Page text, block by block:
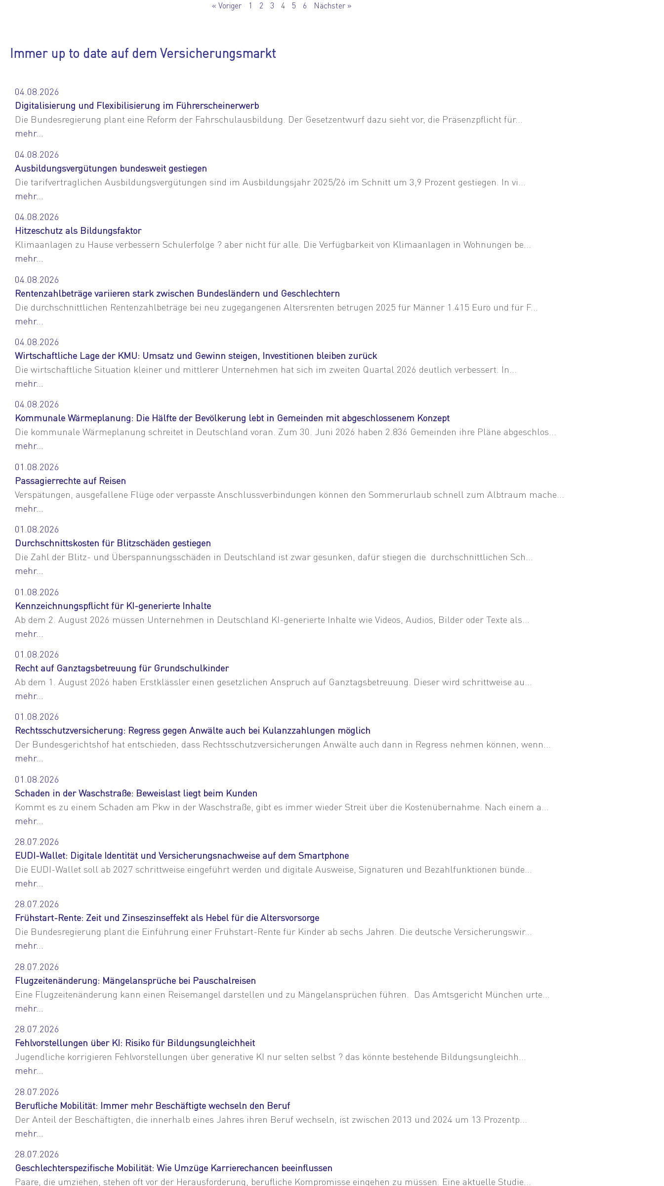
« Voriger 1 2 3 4 5 6 Nächster »
Immer up to date auf dem Versicherungsmarkt
04.08.2026
Digitalisierung und Flexibilisierung im Führerscheinerwerb
Die Bundesregierung plant eine Reform der Fahrschulausbildung. Der Gesetzentwurf dazu sieht vor, die Präsenzpflicht für...
mehr...
04.08.2026
Ausbildungsvergütungen bundesweit gestiegen
Die tarifvertraglichen Ausbildungsvergütungen sind im Ausbildungsjahr 2025/26 im Schnitt um 3,9 Prozent gestiegen. In vi...
mehr...
04.08.2026
Hitzeschutz als Bildungsfaktor
Klimaanlagen zu Hause verbessern Schulerfolge ? aber nicht für alle. Die Verfügbarkeit von Klimaanlagen in Wohnungen be...
mehr...
04.08.2026
Rentenzahlbeträge variieren stark zwischen Bundesländern und Geschlechtern
Die durchschnittlichen Rentenzahlbeträge bei neu zugegangenen Altersrenten betrugen 2025 für Männer 1.415 Euro und für F...
mehr...
04.08.2026
Wirtschaftliche Lage der KMU: Umsatz und Gewinn steigen, Investitionen bleiben zurück
Die wirtschaftliche Situation kleiner und mittlerer Unternehmen hat sich im zweiten Quartal 2026 deutlich verbessert. In...
mehr...
04.08.2026
Kommunale Wärmeplanung: Die Hälfte der Bevölkerung lebt in Gemeinden mit abgeschlossenem Konzept
Die kommunale Wärmeplanung schreitet in Deutschland voran. Zum 30. Juni 2026 haben 2.836 Gemeinden ihre Pläne abgeschlos...
mehr...
01.08.2026
Passagierrechte auf Reisen
Verspätungen, ausgefallene Flüge oder verpasste Anschlussverbindungen können den Sommerurlaub schnell zum Albtraum mache...
mehr...
01.08.2026
Durchschnittskosten für Blitzschäden gestiegen
Die Zahl der Blitz- und Überspannungsschäden in Deutschland ist zwar gesunken, dafür stiegen die durchschnittlichen Sch...
mehr...
01.08.2026
Kennzeichnungspflicht für KI-generierte Inhalte
Ab dem 2. August 2026 müssen Unternehmen in Deutschland KI-generierte Inhalte wie Videos, Audios, Bilder oder Texte als...
mehr...
01.08.2026
Recht auf Ganztagsbetreuung für Grundschulkinder
Ab dem 1. August 2026 haben Erstklässler einen gesetzlichen Anspruch auf Ganztagsbetreuung. Dieser wird schrittweise au...
mehr...
01.08.2026
Rechtsschutzversicherung: Regress gegen Anwälte auch bei Kulanzzahlungen möglich
Der Bundesgerichtshof hat entschieden, dass Rechtsschutzversicherungen Anwälte auch dann in Regress nehmen können, wenn...
mehr...
01.08.2026
Schaden in der Waschstraße: Beweislast liegt beim Kunden
Kommt es zu einem Schaden am Pkw in der Waschstraße, gibt es immer wieder Streit über die Kostenübernahme. Nach einem a...
mehr...
28.07.2026
EUDI-Wallet: Digitale Identität und Versicherungsnachweise auf dem Smartphone
Die EUDI-Wallet soll ab 2027 schrittweise eingeführt werden und digitale Ausweise, Signaturen und Bezahlfunktionen bünde...
mehr...
28.07.2026
Frühstart-Rente: Zeit und Zinseszinseffekt als Hebel für die Altersvorsorge
Die Bundesregierung plant die Einführung einer Frühstart-Rente für Kinder ab sechs Jahren. Die deutsche Versicherungswir...
mehr...
28.07.2026
Flugzeitenänderung: Mängelansprüche bei Pauschalreisen
Eine Flugzeitenänderung kann einen Reisemangel darstellen und zu Mängelansprüchen führen. Das Amtsgericht München urte...
mehr...
28.07.2026
Fehlvorstellungen über KI: Risiko für Bildungsungleichheit
Jugendliche korrigieren Fehlvorstellungen über generative KI nur selten selbst ? das könnte bestehende Bildungsungleichh...
mehr...
28.07.2026
Berufliche Mobilität: Immer mehr Beschäftigte wechseln den Beruf
Der Anteil der Beschäftigten, die innerhalb eines Jahres ihren Beruf wechseln, ist zwischen 2013 und 2024 um 13 Prozentp...
mehr...
28.07.2026
Geschlechterspezifische Mobilität: Wie Umzüge Karrierechancen beeinflussen
Paare, die umziehen, stehen oft vor der Herausforderung, berufliche Kompromisse eingehen zu müssen. Eine aktuelle Studie...